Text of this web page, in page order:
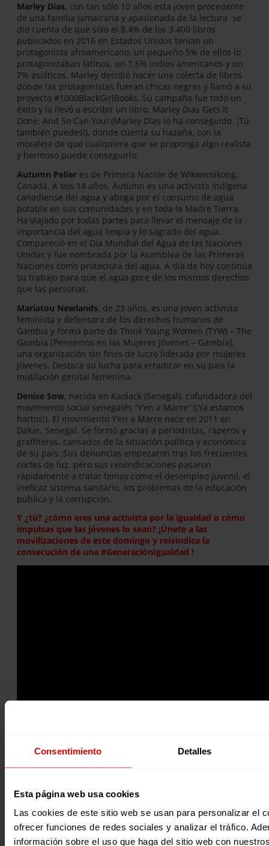
Consentimiento Detalles
Esta página web usa cookies
Las cookies de este sitio web se usan para personalizar el
ofrecer funciones de redes sociales y analizar el tráfico.
información sobre el uso que haga del sitio web con
Marley Dias, con tan sólo 10 años esta joven procedente
de una familia jamaicana y apasionada de la lectura se
dio cuenta de que sólo el 8,4% de los 3.400 libros
publicados en 2016 en Estados Unidos tenían un
protagonista afroamericano, un pequeño 5% de ellos lo
protagonizaban latinos, un 1,6% indios americanos y un
7% asiáticos. Marley decidió hacer una colecta de libros
donde las protagonistas fueran chicas negras y llamó a su
proyecto #1000BlackGirlBooks. Su campaña fue todo un
éxito y la llevó a escribir un libro, Marley Dias Gets It
Done: And So Can You! (Marley Dias lo ha conseguido. ¡Tú
también puedes!), donde cuenta su hazaña, con la
moraleja de que cualquiera que se proponga algo realista
y hermoso puede conseguirlo.
Autumn Pelier es de Primera Nación de Wikwemikong,
Canadá. A sus 14 años, Autumn es una activista indígena
canadiense del agua y aboga por el consumo de agua
potable en sus comunidades y en toda la Madre Tierra.
Ha viajado por todas partes para llevar el mensaje de la
importancia del agua limpia y lo sagrado del agua.
Compareció en el Día Mundial del Agua de las Naciones
Unidas y fue nombrada por la Asamblea de las Primeras
Naciones como protectora del agua. A día de hoy continúa
su trabajo para que el agua goce de los mismos derechos
que las personas.
Mariatou Newlands, de 23 años, es una joven activista
feminista y defensora de los derechos humanos de
Gambia y forma parte de Think Young Women (TYW) – The
Gambia [Pensemos en las Mujeres Jóvenes – Gambia],
una organización sin fines de lucro liderada por mujeres
jóvenes. Destaca su lucha para erradicar en su país la
mutilación genital femenina.
Denise Sow, nacida en Kaolack (Senegal), cofundadora del
movimiento social senegalés “Y’en a Marre” (¡Ya estamos
hartos!). El movimiento Y’en a Marre nace en 2011 en
Dakar, Senegal. Se formó gracias a periodistas, raperos y
graffiteros, cansados de la situación política y económica
de su país. Sus denuncias empezaron tras los frecuentes
cortes de luz, pero sus reivindicaciones pasaron
rápidamente a tratar temas como el desempleo juvenil, el
ineficaz sistema sanitario, los problemas de la educación
pública y la corrupción.
Y ¿tú? ¿cómo eres una activista por la igualdad o cómo
impulsas que las jóvenes lo sean? ¡Únete a las
movilizaciones de este domingo y reivindica la
consecución de una #GeneraciónIgualdad !